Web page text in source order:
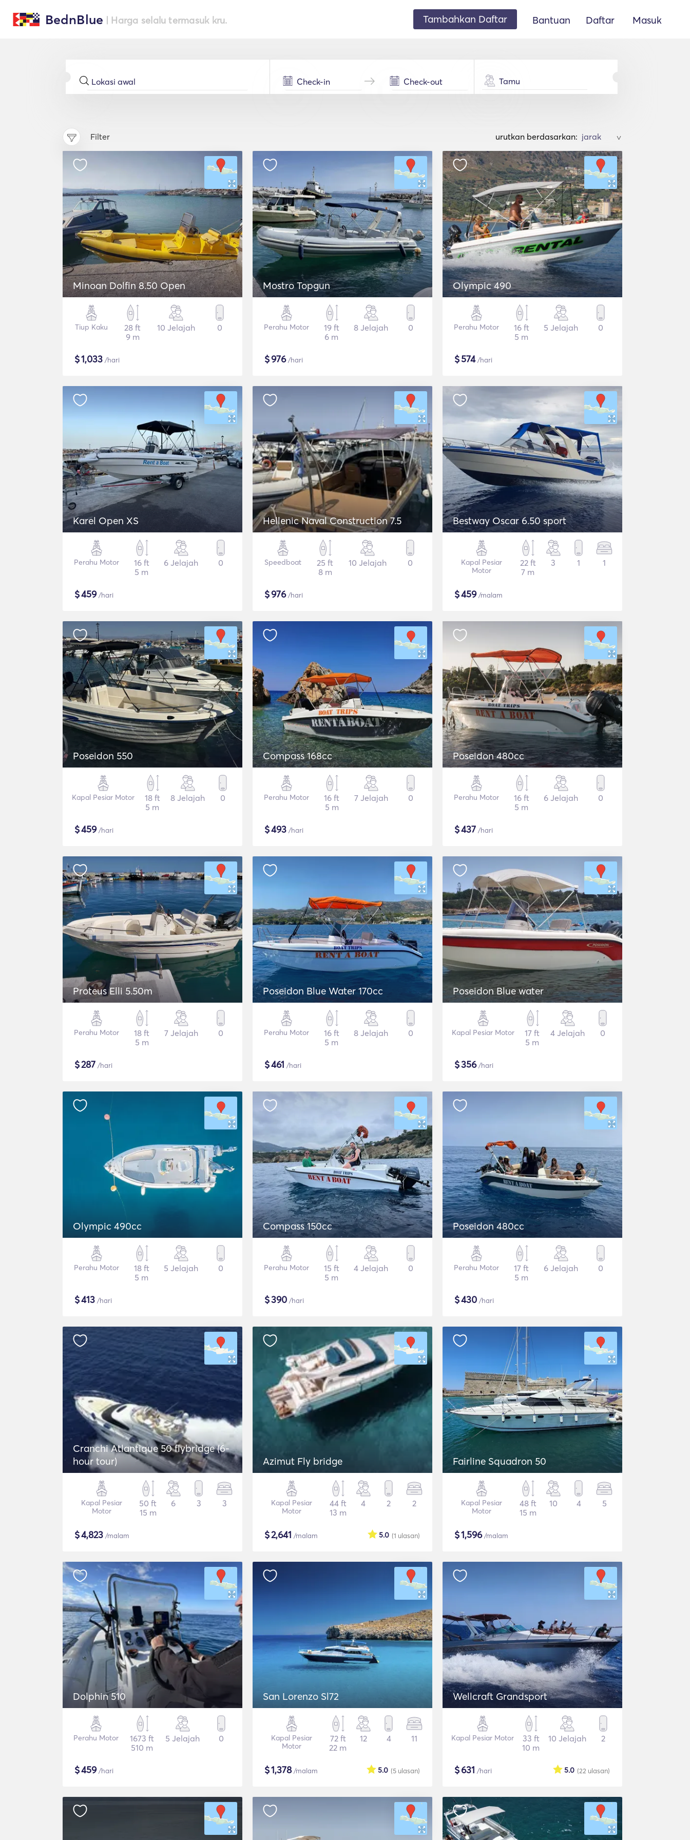
BednBlue | Harga selalu termasuk kru. Tambahkan Daftar Bantuan Daftar Masuk
Tamu
Filter urutkan berdasarkan: >
Minoan Dolfin 8.50 Open
Tiup Kaku
28 ft
9 m
10 Jelajah 0
$1,033 /hari
Mostro Topgun
Perahu Motor
19 ft
6 m
8 Jelajah 0
$976/hari
Olympic 490
Perahu Motor
16 ft
5 m
5 Jelajah 0
$574/hari
Karel Open XS
Perahu Motor
16 ft
5 m
6 Jelajah 0
$459/hari
Hellenic Naval Construction 7.5
Speedboat
25 ft
8 m
10 Jelajah 0
$976/hari
Bestway Oscar 6.50 sport
Kapal Pesiar
Motor
22 ft
7 m
3 1 1
$459/malam
Poseidon 550
Kapal Pesiar Motor
18 ft
5 m
8 Jelajah 0
$459/hari
Compass 168cc
Perahu Motor
16 ft
5 m
7 Jelajah 0
$493 /hari
Poseidon 480cc
Perahu Motor
16 ft
5 m
6 Jelajah 0
$437 /hari
Proteus Elli 5.50m
Perahu Motor
18 ft
5 m
7 Jelajah 0
$287 /hari
Poseidon Blue Water 170cc
Perahu Motor
16 ft
5 m
8 Jelajah 0
$461 /hari
Poseidon Blue water
Kapal Pesiar Motor
17 ft
5 m
4 Jelajah 0
$356/hari
Olympic 490cc
Perahu Motor
18 ft
5 m
5 Jelajah 0
$413 /hari
Compass 150cc
Perahu Motor
15 ft
5 m
4 Jelajah 0
$390 /hari
Poseidon 480cc
Perahu Motor
17 ft
5 m
6 Jelajah 0
$430 /hari
Cranchi Atlantique 50 flybridge (6-
hour tour)
Kapal Pesiar
Motor
50 ft
15 m
6 3 3
$4,823 /malam
Azimut Fly bridge
Kapal Pesiar
Motor
44 ft
13 m
4 2 2
$2,641 /malam (1 ulasan)
5.0
Fairline Squadron 50
Kapal Pesiar
Motor
48 ft
15 m
10 4 5
$1,596/malam
Dolphin 510
Perahu Motor
1673 ft
510 m
5 Jelajah 0
$459/hari
San Lorenzo Sl72
Kapal Pesiar
Motor
72 ft
22 m
12 4 11
$1,378/malam (5 ulasan)
5.0
Wellcraft Grandsport
Kapal Pesiar Motor
33 ft
10 m
10 Jelajah 2
$631 /hari (22 ulasan)
5.0